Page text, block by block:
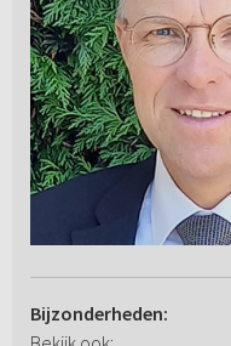
Bijzonderheden: